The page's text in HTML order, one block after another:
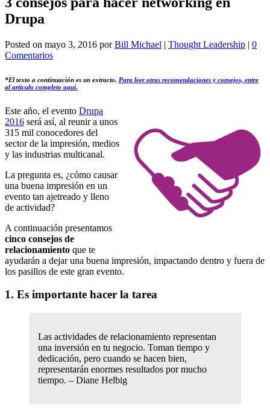
Drupa
Posted on mayo 3, 2016 porBill Michael | Thought Leadership | 0
Comentarios
*El texto a continuación es un extracto. Para leer otras recomendaciones y consejos, entre
al artículo completo aquí.
Este año, el evento Drupa
2016 será así, al reunir a unos
315 mil conocedores del
sector de la impresión, medios
y las industrias multicanal.
La pregunta es, ¿cómo causar
una buena impresión en un
evento tan ajetreado y lleno
de actividad?
A continuación presentamos
cinco consejos de
relacionamiento que te
ayudarán a dejar una buena impresión, impactando dentro y fuera de
los pasillos de este gran evento.
1. Es importante hacer la tarea
Las actividades de relacionamiento representan
una inversión en tu negocio. Toman tiempo y
dedicación, pero cuando se hacen bien,
representarán enormes resultados por mucho
tiempo. – Diane Helbig